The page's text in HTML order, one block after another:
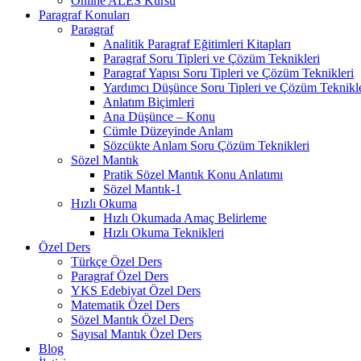
Paragraf Konuları
Paragraf
Analitik Paragraf Eğitimleri Kitapları
Paragraf Soru Tipleri ve Çözüm Teknikleri
Paragraf Yapısı Soru Tipleri ve Çözüm Teknikleri
Yardımcı Düşünce Soru Tipleri ve Çözüm
Anlatım Biçimleri
Ana Düşünce – Konu
Cümle Düzeyinde Anlam
Sözcükte Anlam Soru Çözüm Teknikleri
Sözel Mantık
Pratik Sözel Mantık Konu Anlatımı
Sözel Mantık-1
Hızlı Okuma
Hızlı Okumada Amaç Belirleme
Hızlı Okuma Teknikleri
Özel Ders
Türkçe Özel Ders
Paragraf Özel Ders
YKS Edebiyat Özel Ders
Matematik Özel Ders
Sözel Mantık Özel Ders
Sayısal Mantık Özel Ders
Blog